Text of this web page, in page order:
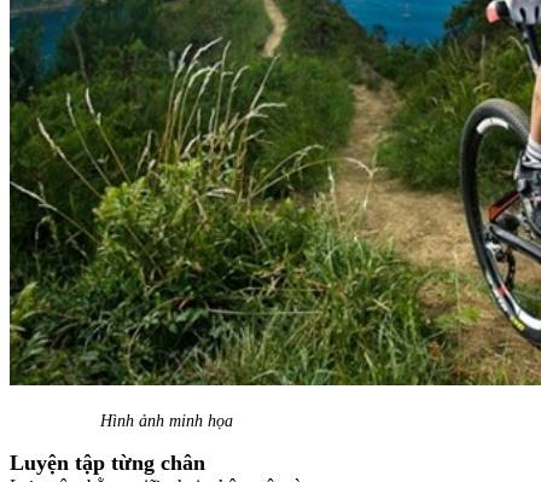
Hình ảnh minh họa
Luyện tập từng chân